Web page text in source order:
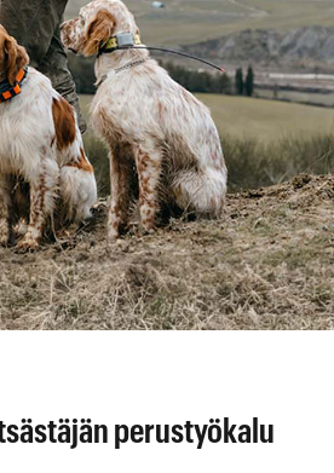
perustyökalu